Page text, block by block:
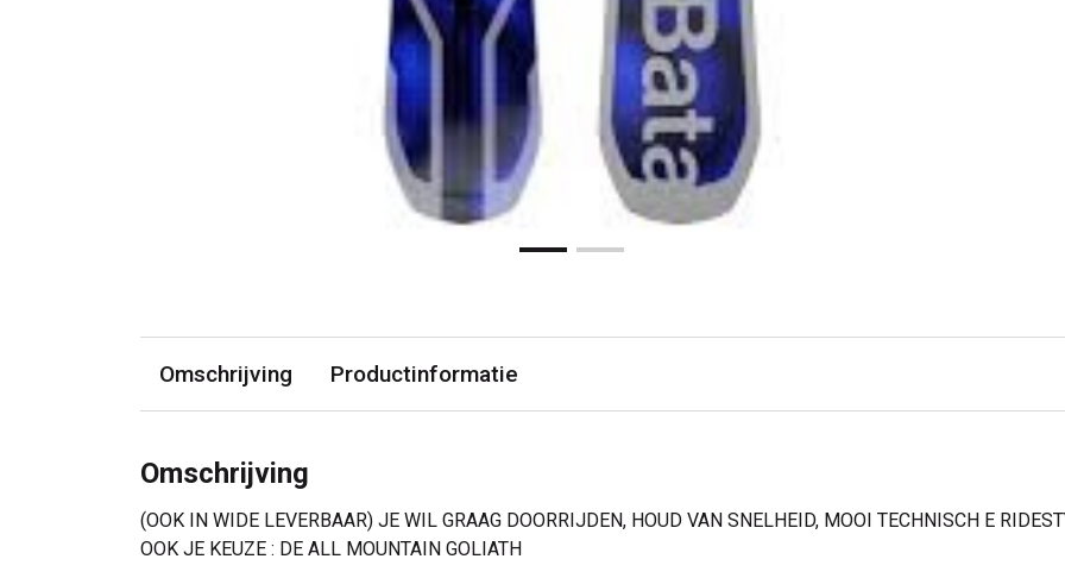
Omschrijving Productinformatie
Omschrijving
(OOK IN WIDE LEVERBAAR) JE WIL GRAAG DOORRIJDEN, HOUD VAN SNELHEID, MOOI TECHNISCH E
OOK JE KEUZE : DE ALL MOUNTAIN GOLIATH